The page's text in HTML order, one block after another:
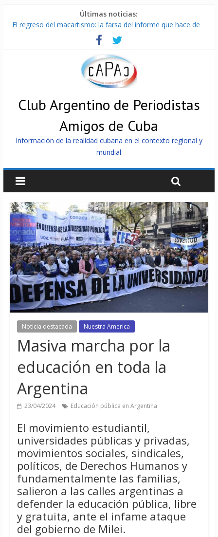
Últimas noticias:
El regreso del macartismo: la farsa del informe que hace de
Milei firmó memorándum con EE.UU sin informarlo
China presenta robots que pueden razonar, moverse y asistir
La Habana avanza en reconexión tras nuevo apagón
Más de 7 000 contenedores impedidos de llegar a Cuba
Club Argentino de Periodistas
Amigos de Cuba
Información de la realidad cubana en el contexto regional y
mundial
Noticia destacada Nuestra América
Masiva marcha por la
educación en toda la
Argentina
23/04/2024 Educación pública en Argentina
El movimiento estudiantil,
universidades públicas y privadas,
movimientos sociales, sindicales,
políticos, de Derechos Humanos y
fundamentalmente las familias,
salieron a las calles argentinas a
defender la educación pública, libre
y gratuita, ante el infame ataque
del gobierno de Milei.